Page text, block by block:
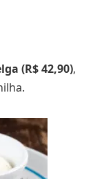
(R$ 42,90),